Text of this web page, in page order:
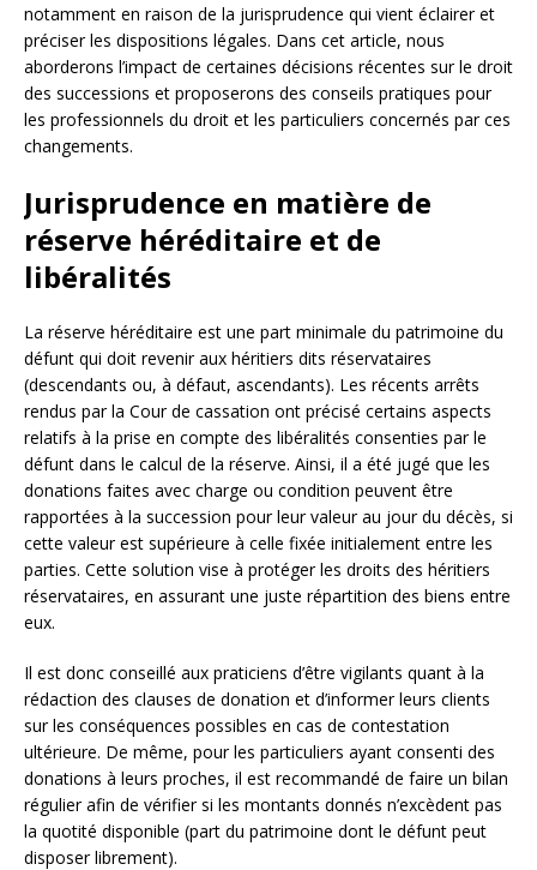
notamment en raison de la jurisprudence qui vient éclairer et
préciser les dispositions légales. Dans cet article, nous
aborderons l’impact de certaines décisions récentes sur le droit
des successions et proposerons des conseils pratiques pour
les professionnels du droit et les particuliers concernés par ces
changements.
Jurisprudence en matière de
réserve héréditaire et de
libéralités
La réserve héréditaire est une part minimale du patrimoine du
défunt qui doit revenir aux héritiers dits réservataires
(descendants ou, à défaut, ascendants). Les récents arrêts
rendus par la Cour de cassation ont précisé certains aspects
relatifs à la prise en compte des libéralités consenties par le
défunt dans le calcul de la réserve. Ainsi, il a été jugé que les
donations faites avec charge ou condition peuvent être
rapportées à la succession pour leur valeur au jour du décès, si
cette valeur est supérieure à celle fixée initialement entre les
parties. Cette solution vise à protéger les droits des héritiers
réservataires, en assurant une juste répartition des biens entre
eux.
Il est donc conseillé aux praticiens d’être vigilants quant à la
rédaction des clauses de donation et d’informer leurs clients
sur les conséquences possibles en cas de contestation
ultérieure. De même, pour les particuliers ayant consenti des
donations à leurs proches, il est recommandé de faire un bilan
régulier afin de vérifier si les montants donnés n’excèdent pas
la quotité disponible (part du patrimoine dont le défunt peut
disposer librement).